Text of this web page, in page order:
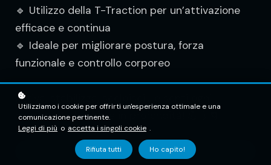
🔹 Utilizzo della T-Traction per un’attivazione
efficace e continua
🔹 Ideale per migliorare postura, forza
funzionale e controllo corporeo
Attiva, stabilizza, scolpisci… e senti ogni
movimento lavorare in profondità! 💪💧🌀
Aggiungi al carrello €7.99
Utilizziamo i cookie per offrirti un'esperienza ottimale e una
comunicazione pertinente.
Leggi di più o accetta i singoli cookie .
Rifiuta tutti Ho capito!